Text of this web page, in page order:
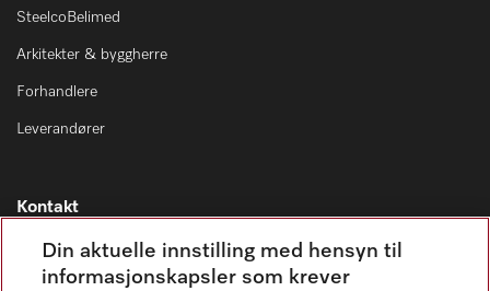
SteelcoBelimed
Arkitekter & byggherre
Forhandlere
Leverandører
Kontakt
Kontaktoversikt
Miele Professional Service
Din aktuelle innstilling med hensyn til
informasjonskapsler som krever